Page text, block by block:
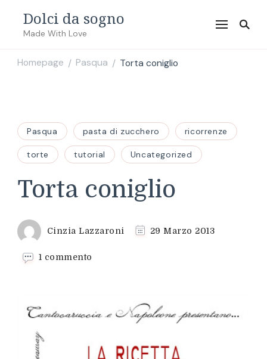
Dolci da sogno
Made With Love
Homepage / Pasqua / Torta coniglio
Pasqua pasta di zucchero ricorrenze
torte tutorial Uncategorized
Torta coniglio
Cinzia Lazzaroni 29 Marzo 2013
1 commento